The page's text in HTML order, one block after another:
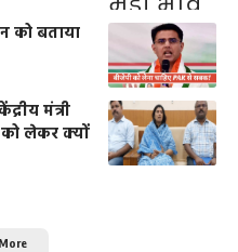
को बताया
मंत्री
लेकर क्यों